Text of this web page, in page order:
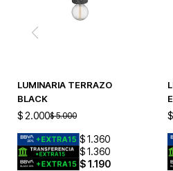
LUMINARIA TERRAZO
BLACK
$ 2.000$ 5.000
$1.360
$1.360
$1.190
$